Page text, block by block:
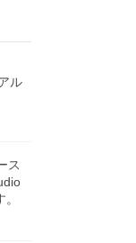
ル
ス